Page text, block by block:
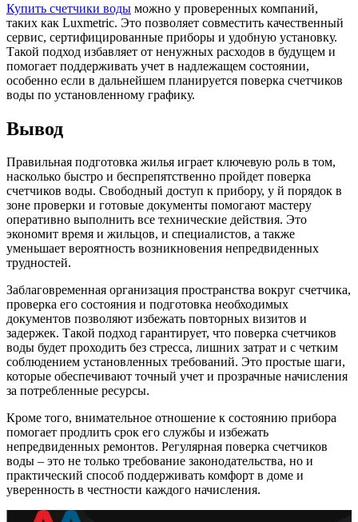
Купить счетчики воды можно у проверенных компаний,
таких как Luxmetric. Это позволяет совместить качественный
сервис, сертифицированные приборы и удобную установку.
Такой подход избавляет от ненужных расходов в будущем и
помогает поддерживать учет в надлежащем состоянии,
особенно если в дальнейшем планируется поверка счетчиков
воды по установленному графику.
Вывод
Правильная подготовка жилья играет ключевую роль в том,
насколько быстро и беспрепятственно пройдет поверка
счетчиков воды. Свободный доступ к прибору, у й порядок в
зоне проверки и готовые документы помогают мастеру
оперативно выполнить все технические действия. Это
экономит время и жильцов, и специалистов, а также
уменьшает вероятность возникновения непредвиденных
трудностей.
Заблаговременная организация пространства вокруг счетчика,
проверка его состояния и подготовка необходимых
документов позволяют избежать повторных визитов и
задержек. Такой подход гарантирует, что поверка счетчиков
воды будет проходить без стресса, лишних затрат и с четким
соблюдением установленных требований. Это простые шаги,
которые обеспечивают точный учет и прозрачные начисления
за потребленные ресурсы.
Кроме того, внимательное отношение к состоянию прибора
помогает продлить срок его службы и избежать
непредвиденных ремонтов. Регулярная поверка счетчиков
воды – это не только требование законодательства, но и
практический способ поддерживать комфорт в доме и
уверенность в честности каждого начисления.